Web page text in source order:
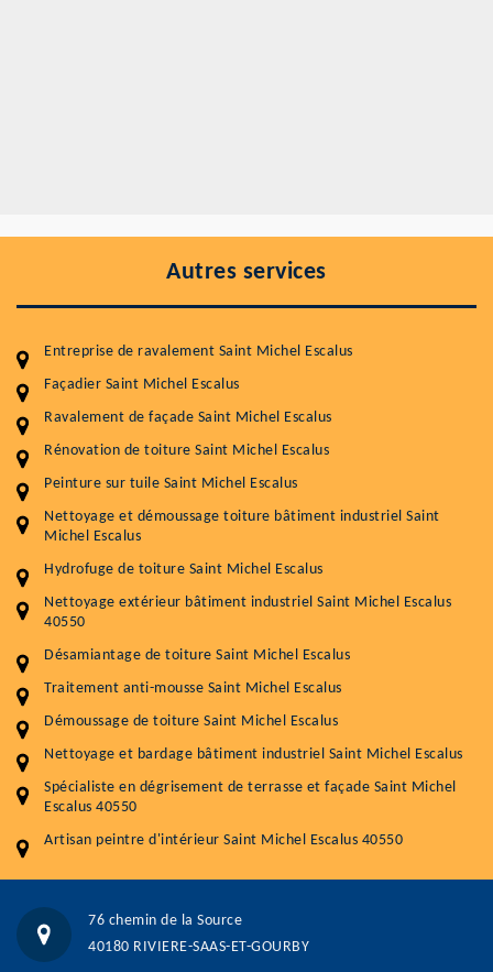
Autres services
Entreprise de ravalement Saint Michel Escalus
Façadier Saint Michel Escalus
Ravalement de façade Saint Michel Escalus
Rénovation de toiture Saint Michel Escalus
Peinture sur tuile Saint Michel Escalus
Nettoyage et démoussage toiture bâtiment industriel Saint
Michel Escalus
Hydrofuge de toiture Saint Michel Escalus
Nettoyage extérieur bâtiment industriel Saint Michel Escalus
40550
Désamiantage de toiture Saint Michel Escalus
Traitement anti-mousse Saint Michel Escalus
Démoussage de toiture Saint Michel Escalus
Nettoyage et bardage bâtiment industriel Saint Michel Escalus
Spécialiste en dégrisement de terrasse et façade Saint Michel
Escalus 40550
Artisan peintre d'intérieur Saint Michel Escalus 40550
76 chemin de la Source
40180 RIVIERE-SAAS-ET-GOURBY
Entretenir votre toiture, c'est préserver sa
durabilité
Service
Démoussage toiture
Traitement hydrofuge toiture
Prix au m²
Artisant local recommander
76 chemin de la Source 40180 RIVIERE-SAAS-ET-GOURBY